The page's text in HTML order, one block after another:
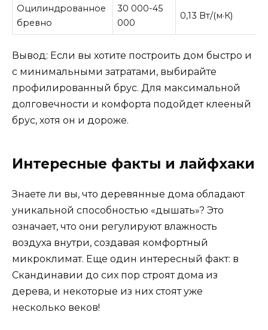
Оцилиндрованное
бревно
30 000-45
000
0,13 Вт/(м·К)
Вывод: Если вы хотите построить дом быстро и
с минимальными затратами, выбирайте
профилированный брус. Для максимальной
долговечности и комфорта подойдет клееный
брус, хотя он и дороже.
Интересные факты и лайфхаки
Знаете ли вы, что деревянные дома обладают
уникальной способностью «дышать»? Это
означает, что они регулируют влажность
воздуха внутри, создавая комфортный
микроклимат. Еще один интересный факт: в
Скандинавии до сих пор строят дома из
дерева, и некоторые из них стоят уже
несколько веков!